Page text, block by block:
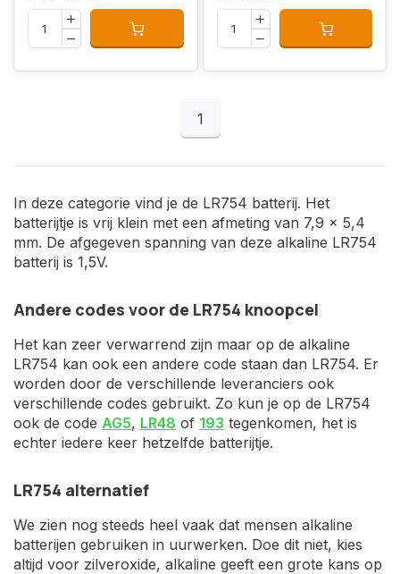
1
In deze categorie vind je de LR754 batterij. Het
batterijtje is vrij klein met een afmeting van 7,9 x 5,4
mm. De afgegeven spanning van deze alkaline LR754
batterij is 1,5V.
Andere codes voor de LR754 knoopcel
Het kan zeer verwarrend zijn maar op de alkaline
LR754 kan ook een andere code staan dan LR754. Er
worden door de verschillende leveranciers ook
verschillende codes gebruikt. Zo kun je op de LR754
ook de code AG5, LR48 of 193 tegenkomen, het is
echter iedere keer hetzelfde batterijtje.
LR754 alternatief
We zien nog steeds heel vaak dat mensen alkaline
batterijen gebruiken in uurwerken. Doe dit niet, kies
altijd voor zilveroxide, alkaline geeft een grote kans op